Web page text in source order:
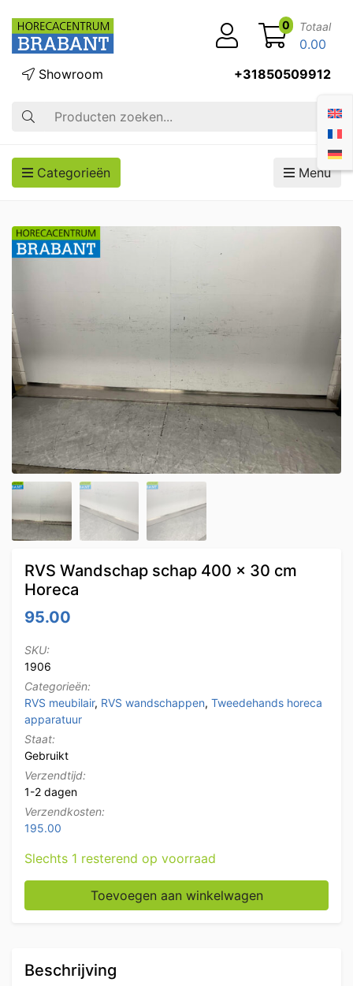
Zoek op
Showroom +31850509912
0 Totaal
0.00
Categorieën Menu
RVS Wandschap schap 400 x 30 cm
Horeca
95.00
SKU:
1906
Categorieën:
RVS meubilair, RVS wandschappen, Tweedehands horeca
apparatuur
Staat:
Gebruikt
Verzendtijd:
1-2 dagen
Verzendkosten:
195.00
Slechts 1 resterend op voorraad
RVS Wandschap schap 400 x 30 cm Horeca aantal
Toevoegen aan winkelwagen
Beschrijving